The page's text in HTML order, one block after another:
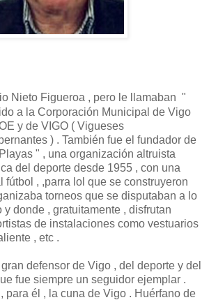
Nieto Figueroa , pero le llamaban "
a la Corporación Municipal de Vigo
y de VIGO ( Vigueses
) . También fue el fundador de
" , una organización altruista
del deporte desde 1955 , con una
fútbol , ,parra lol que se construyeron
torneos que se disputaban a lo
y donde , gratuitamente , disfrutan
de instalaciones como vestuarios
, etc .
defensor de Vigo , del deporte y del
fue siempre un seguidor ejemplar .
para él , la cuna de Vigo . Huérfano de